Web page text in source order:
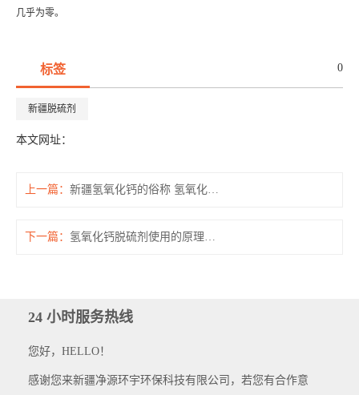
几乎为零。
标签 0
新疆脱硫剂
本文网址：
上一篇： 新疆氢氧化钙的俗称 氢氧化钙用途
下一篇： 氢氧化钙脱硫剂使用的原理和性能
24 小时服务热线
您好，HELLO！
感谢您来新疆净源环宇环保科技有限公司，若您有合作意